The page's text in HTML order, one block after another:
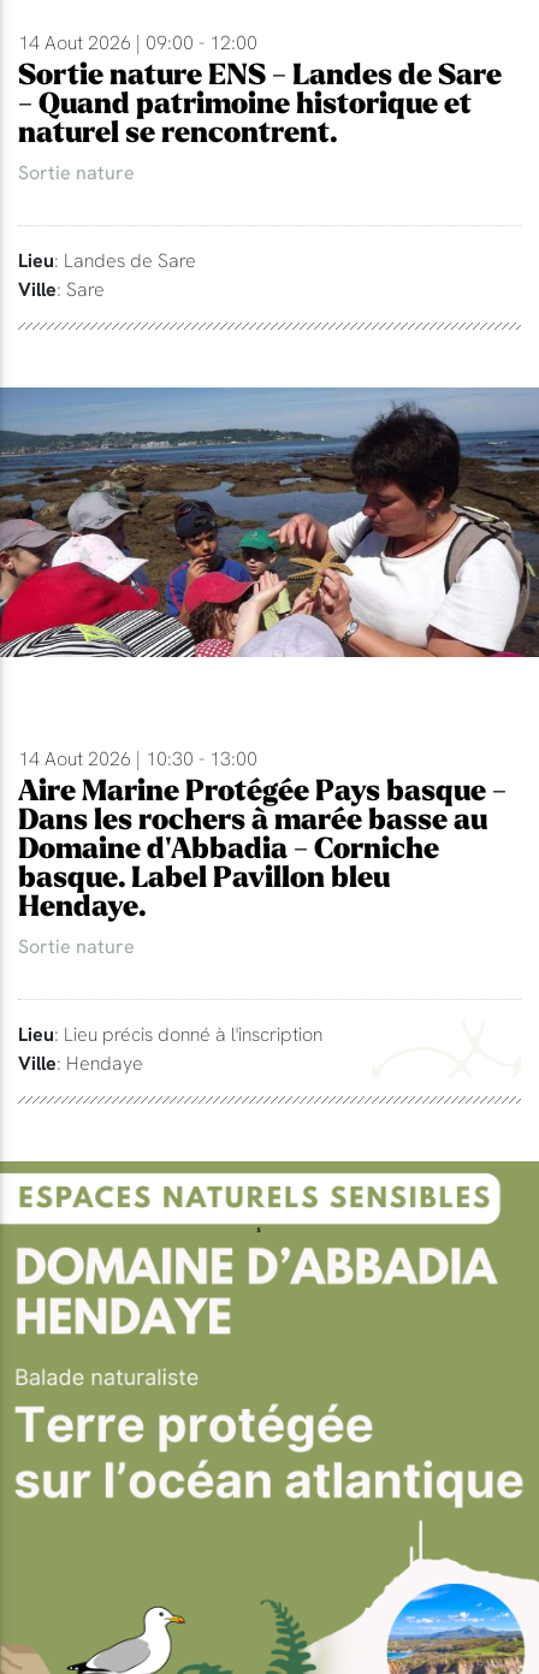
14 Aout 2026 | 09:00 - 12:00
Sortie nature ENS - Landes de Sare
- Quand patrimoine historique et
naturel se rencontrent.
Sortie nature
Lieu: Landes de Sare
Ville: Sare
14 Aout 2026 | 10:30 - 13:00
Aire Marine Protégée Pays basque -
Dans les rochers à marée basse au
Domaine d'Abbadia - Corniche
basque. Label Pavillon bleu
Hendaye.
Sortie nature
Lieu: Lieu précis donné à l'inscription
Ville: Hendaye